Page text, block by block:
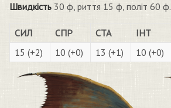
Швидкість 30 ф, риття 15 ф, політ 60 ф.
СИЛ СПР СТА ІНТ
15 (+2)
10 (+0) 13 (+1) 10 (+0)